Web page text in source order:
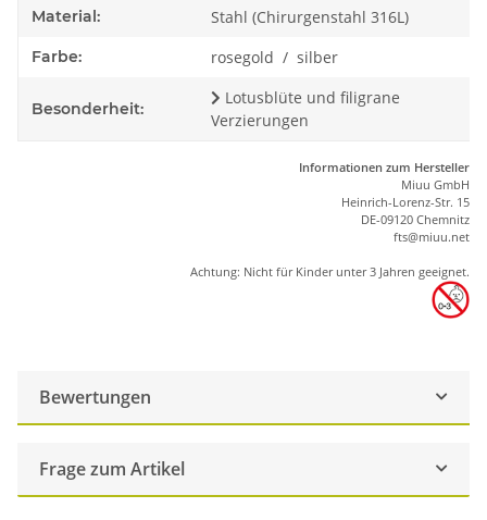
Material: Stahl (Chirurgenstahl 316L)
Farbe: rosegold / silber
Besonderheit:
Lotusblüte und filigrane
Verzierungen
Informationen zum Hersteller
Miuu GmbH
Heinrich-Lorenz-Str. 15
DE-09120 Chemnitz
fts@miuu.net
Achtung: Nicht für Kinder unter 3 Jahren geeignet.
Bewertungen
Frage zum Artikel